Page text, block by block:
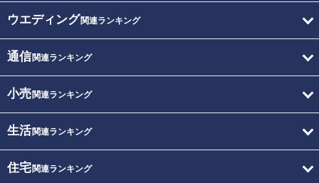
ウエディング関連ランキング
通信関連ランキング
小売関連ランキング
生活関連ランキング
住宅関連ランキング